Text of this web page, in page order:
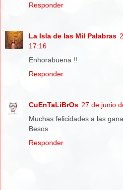
Responder
La Isla de las Mil Palabras
17:16
Enhorabuena !!
Responder
CuEnTaLiBrOs 27 de junio
Muchas felicidades a las
Besos
Responder